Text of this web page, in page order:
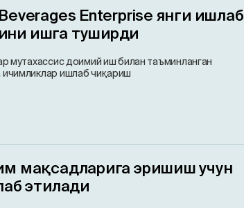
Enterprise янги ишлаб
ишга туширди
мутахассис доимий иш билан таъминланган
ичимликлар ишлаб чиқариш
мақсадларига эришиш учун
этилади